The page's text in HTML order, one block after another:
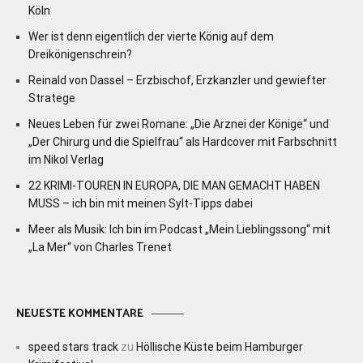
Köln
Wer ist denn eigentlich der vierte König auf dem
Dreikönigenschrein?
Reinald von Dassel – Erzbischof, Erzkanzler und gewiefter
Stratege
Neues Leben für zwei Romane: „Die Arznei der Könige“ und
„Der Chirurg und die Spielfrau“ als Hardcover mit Farbschnitt
im Nikol Verlag
22 KRIMI-TOUREN IN EUROPA, DIE MAN GEMACHT HABEN
MUSS – ich bin mit meinen Sylt-Tipps dabei
Meer als Musik: Ich bin im Podcast „Mein Lieblingssong“ mit
„La Mer“ von Charles Trenet
NEUESTE KOMMENTARE
speed stars track zu Höllische Küste beim Hamburger